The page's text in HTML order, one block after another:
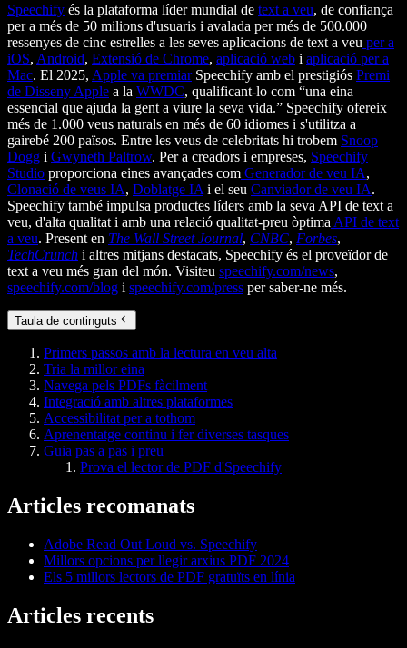
Speechify és la plataforma líder mundial de text a veu, de confiança
per a més de 50 milions d'usuaris i avalada per més de 500.000
ressenyes de cinc estrelles a les seves aplicacions de text a veu per a
iOS, Android, Extensió de Chrome, aplicació web i aplicació per a
Mac. El 2025, Apple va premiarSpeechify amb el prestigiós Premi
de Disseny Apple a la WWDC, qualificant-lo com “una eina
essencial que ajuda la gent a viure la seva vida.” Speechify ofereix
més de 1.000 veus naturals en més de 60 idiomes i s'utilitza a
gairebé 200 països. Entre les veus de celebritats hi trobem Snoop
Dogg i Gwyneth Paltrow. Per a creadors i empreses, Speechify
Studio proporciona eines avançades com Generador de veu IA,
Clonació de veus IA, Doblatge IA i el seu Canviador de veu IA.
Speechify també impulsa productes líders amb la seva API de text a
veu, d'alta qualitat i amb una relació qualitat-preu òptima API de text
a veu. Present en The Wall Street Journal, CNBC, Forbes,
TechCrunch i altres mitjans destacats, Speechify és el proveïdor de
text a veu més gran del món. Visiteu speechify.com/news,
speechify.com/blog i speechify.com/press per saber-ne més.
Taula de continguts
Primers passos amb la lectura en veu alta
Tria la millor eina
Navega pels PDFs fàcilment
Integració amb altres plataformes
Accessibilitat per a tothom
Aprenentatge continu i fer diverses tasques
Guia pas a pas i preu
Prova el lector de PDF d'Speechify
Articles recomanats
Adobe Read Out Loud vs. Speechify
Millors opcions per llegir arxius PDF 2024
Els 5 millors lectors de PDF gratuïts en línia
Articles recents